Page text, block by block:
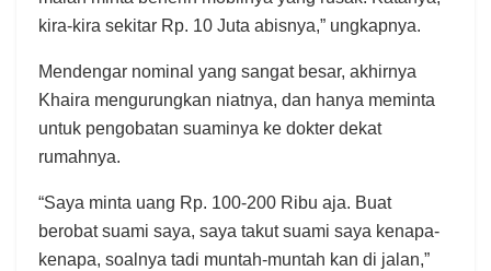
kira-kira sekitar Rp. 10 Juta abisnya,” ungkapnya.
Mendengar nominal yang sangat besar, akhirnya
Khaira mengurungkan niatnya, dan hanya meminta
untuk pengobatan suaminya ke dokter dekat
rumahnya.
“Saya minta uang Rp. 100-200 Ribu aja. Buat
berobat suami saya, saya takut suami saya kenapa-
kenapa, soalnya tadi muntah-muntah kan di jalan,”